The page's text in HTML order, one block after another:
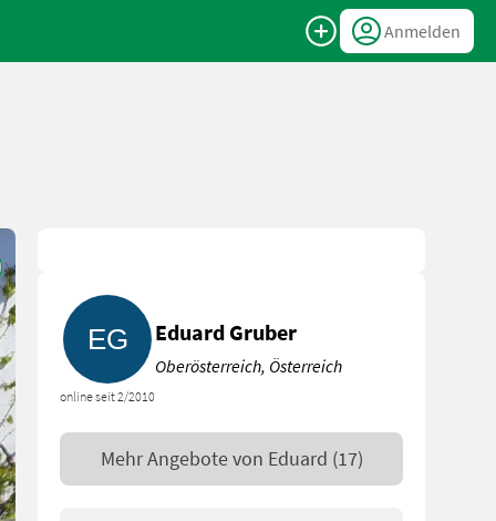
Anmelden
online seit 2/2010
Eduard Gruber
Oberösterreich, Österreich
Mehr Angebote von Eduard (17)